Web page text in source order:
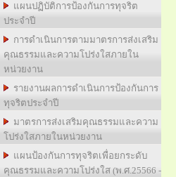
แผนปฏิบัติการป้องกันการทุจริต
ประจำปี
การดำเนินการตามมาตรการส่งเสริม
คุณธรรมและความโปร่งใสภายใน
หน่วยงาน
รายงานผลการดำเนินการป้องกันการ
ทุจริตประจำปี
มาตรการส่งเสริมคุณธรรมและความ
โปร่งใสภายในหน่วยงาน
แผนป้องกันการทุจริตเพื่อยกระดับ
คุณธรรมและความโปร่งใส (พ.ศ.25566 -